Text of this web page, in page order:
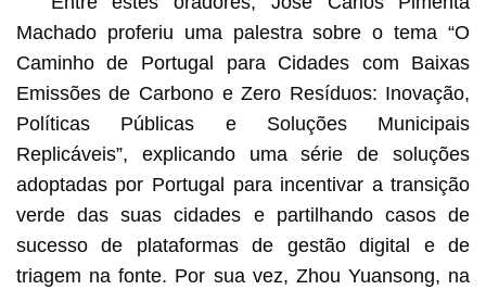
Machado proferiu uma palestra sobre o tema “O
Caminho de Portugal para Cidades com Baixas
Emissões de Carbono e Zero Resíduos: Inovação,
Políticas Públicas e Soluções Municipais
Replicáveis”, explicando uma série de soluções
adoptadas por Portugal para incentivar a transição
verde das suas cidades e partilhando casos de
sucesso de plataformas de gestão digital e de
triagem na fonte. Por sua vez, Zhou Yuansong, na